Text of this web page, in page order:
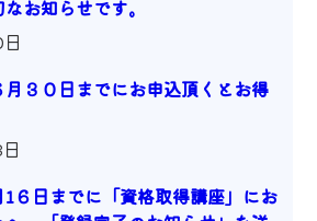
お知らせです。
３０日までにお申込頂くとお得
1６日までに「資格取得講座」にお